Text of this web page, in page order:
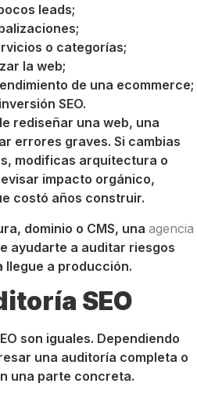
leads;
o categorías;
la web;
de una ecommerce;
SEO.
rediseñar una web, una
errores graves. Si cambias
modificas arquitectura o
impacto orgánico,
costó años construir.
dominio o CMS, una agencia
ayudarte a auditar riesgos
llegue a producción.
SEO
son iguales. Dependiendo
una auditoría completa o
una parte concreta.